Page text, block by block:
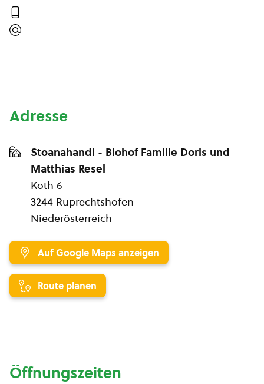
Adresse
Stoanahandl - Biohof Familie Doris und
Matthias Resel
Koth 6
3244 Ruprechtshofen
Niederösterreich
Auf Google Maps anzeigen
Route planen
Öffnungszeiten